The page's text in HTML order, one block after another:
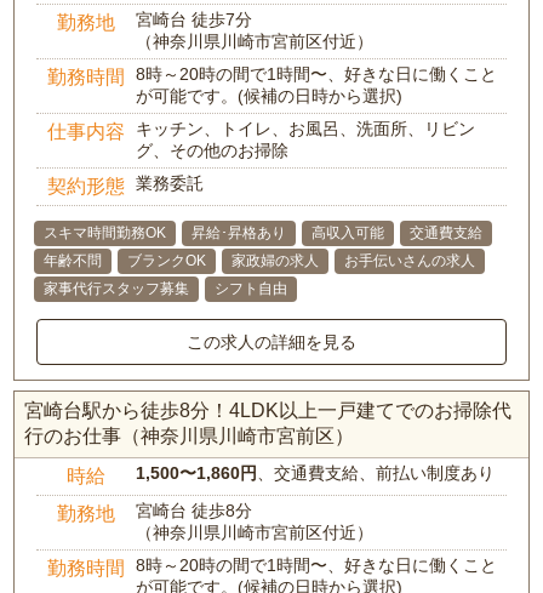
勤務地
宮崎台 徒歩7分
（神奈川県川崎市宮前区付近）
勤務時間
8時～20時の間で1時間〜、好きな日に働くこと
が可能です。(候補の日時から選択)
仕事内容
キッチン、トイレ、お風呂、洗面所、リビン
グ、その他のお掃除
契約形態 業務委託
スキマ時間勤務OK 昇給･昇格あり 高収入可能
交通費支給
年齢不問
ブランクOK 家政婦の求人
お手伝いさんの求人
家事代行スタッフ募集
シフト自由
この求人の詳細を見る
宮崎台駅から徒歩8分！4LDK以上一戸建てでのお掃除代
行のお仕事（神奈川県川崎市宮前区）
時給 1,500〜1,860円 、交通費支給、前払い制度あり
勤務地
宮崎台 徒歩8分
（神奈川県川崎市宮前区付近）
勤務時間
8時～20時の間で1時間〜、好きな日に働くこと
が可能です。(候補の日時から選択)